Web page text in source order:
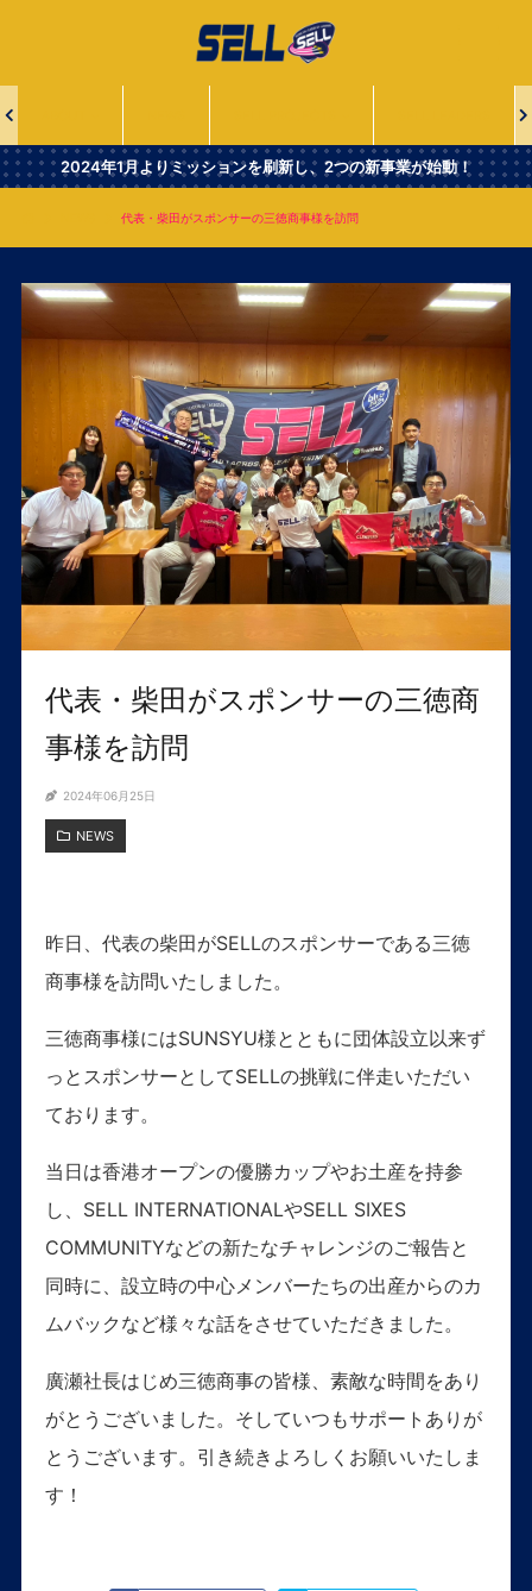
団
法
Second
Era
2024年1月よりミッションを刷新し、2つの新事業が始動！
代表・柴田がスポンサーの三徳商事様を訪問
代表・柴田がスポンサーの三徳商
事様を訪問
2024年06月25日
NEWS
昨日、代表の柴田がSELLのスポンサーである三徳
商事様を訪問いたしました。
三徳商事様にはSUNSYU様とともに団体設立以来ず
っとスポンサーとしてSELLの挑戦に伴走いただい
ております。
当日は香港オープンの優勝カップやお土産を持参
し、SELL INTERNATIONALやSELL SIXES
COMMUNITYなどの新たなチャレンジのご報告と
同時に、設立時の中心メンバーたちの出産からのカ
ムバックなど様々な話をさせていただきました。
廣瀬社長はじめ三徳商事の皆様、素敵な時間をあり
がとうございました。そしていつもサポートありが
とうございます。引き続きよろしくお願いいたしま
す！